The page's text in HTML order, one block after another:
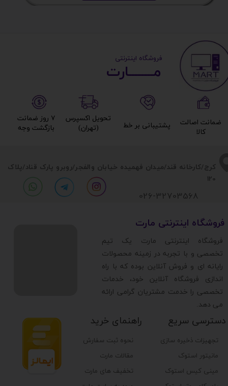
​​کرج/کارخانه قند/میدان فهمیده خیابان والفجر/روبرو پارک قناد/پلاک
120
تجهیزات ذخیره سازی
مانیتور استوک
مینی کیس استوک
دسترسی سریع راهنمای خرید
نحوه ثبت سفارش
مقالات مارت
تخفیف های مارت
​فروشگاه اینترنتی مارت
​فروشگاه اینترنتی مارت یک تیم
تخصصی و با تجربه در زمینه محصولات
رایانه ای و فروش آنلاین بوده که با راه
اندازی فروشگاه آنلاین خود، خدمات
تخصصی را خدمت مشتریان گرامی ارائه
می دهد.
026-32703568
مــــــــارت​​​​​​
​ ​فروشگاه اینترنتی
۷ روز ضمانت
بازگشت وجه​​​​​​​
تحویل اکسپرس
(تهران)​​​​​​​
پشتیبانی بر خط​​​​​​​
ضمانت اصالت
کالا​​​​​​​